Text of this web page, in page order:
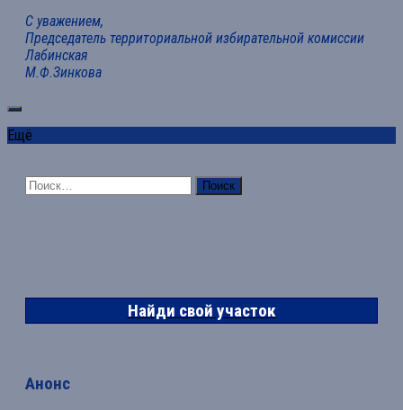
С уважением,
Председатель территориальной избирательной комиссии
Лабинская
М.Ф.Зинкова
Ещё
Найти:
Найди свой участок
Анонс